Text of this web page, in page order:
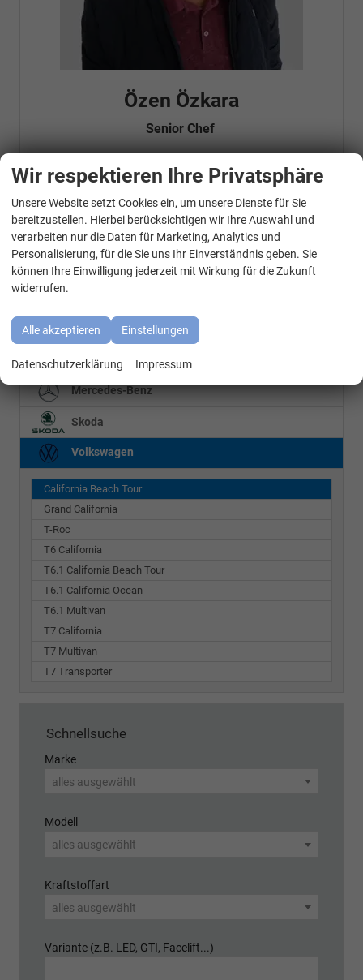
Özen Özkara
Senior Chef
Telefonnummer: 07181 - 47695 15
E-Mailadresse:info@autohausrems.de
Fahrzeugnr.
Geparkte Fahrzeuge (0)
BMW
Cupra
Mercedes-Benz
Skoda
Volkswagen
California Beach Tour
Grand California
T-Roc
T6 California
T6.1 California Beach Tour
T6.1 California Ocean
T6.1 Multivan
T7 California
T7 Multivan
T7 Transporter
Schnellsuche
Marke
alles ausgewählt
Modell
alles ausgewählt
Kraftstoffart
alles ausgewählt
Variante (z.B. LED, GTI, Facelift...)
Wir respektieren Ihre Privatsphäre
Unsere Website setzt Cookies ein, um unsere Dienste für Sie
bereitzustellen. Hierbei berücksichtigen wir Ihre Auswahl und
verarbeiten nur die Daten für Marketing, Analytics und
Personalisierung, für die Sie uns Ihr Einverständnis geben. Sie
können Ihre Einwilligung jederzeit mit Wirkung für die Zukunft
widerrufen.
Alle akzeptieren Einstellungen
Datenschutzerklärung Impressum